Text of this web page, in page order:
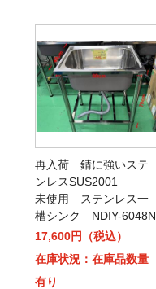
再入荷 錆に強いステ
ンレスSUS2001
未使用 ステンレス一
槽シンク NDIY-6048N
17,600円（税込）
在庫状況：在庫品数量
有り